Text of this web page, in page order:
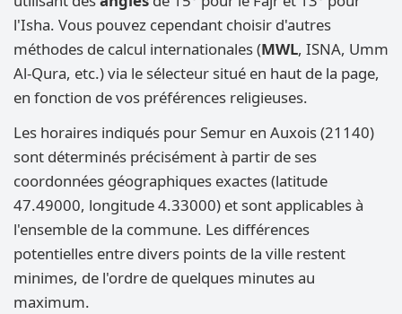
l'Isha. Vous pouvez cependant choisir d'autres
méthodes de calcul internationales (MWL, ISNA, Umm
Al-Qura, etc.) via le sélecteur situé en haut de la page,
en fonction de vos préférences religieuses.
Les horaires indiqués pour Semur en Auxois (21140)
sont déterminés précisément à partir de ses
coordonnées géographiques exactes (latitude
47.49000, longitude 4.33000) et sont applicables à
l'ensemble de la commune. Les différences
potentielles entre divers points de la ville restent
minimes, de l'ordre de quelques minutes au
maximum.